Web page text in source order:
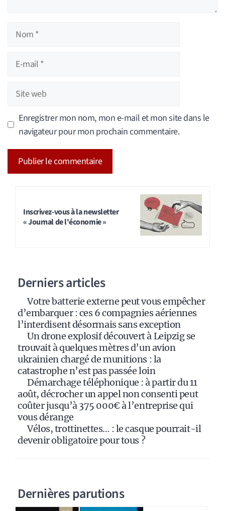
Nom
Site
web
Enregistrer mon nom, mon e-mail et mon site dans le
navigateur pour mon prochain commentaire.
Inscrivez-vous à la newsletter
« Journal de l'économie »
Derniers articles
Votre batterie externe peut vous empêcher
d’embarquer : ces 6 compagnies aériennes
l’interdisent désormais sans exception
Un drone explosif découvert à Leipzig se
trouvait à quelques mètres d’un avion
ukrainien chargé de munitions : la
catastrophe n’est pas passée loin
Démarchage téléphonique : à partir du 11
août, décrocher un appel non consenti peut
coûter jusqu’à 375 000€ à l’entreprise qui
vous dérange
Vélos, trottinettes… : le casque pourrait-il
devenir obligatoire pour tous ?
Dernières parutions